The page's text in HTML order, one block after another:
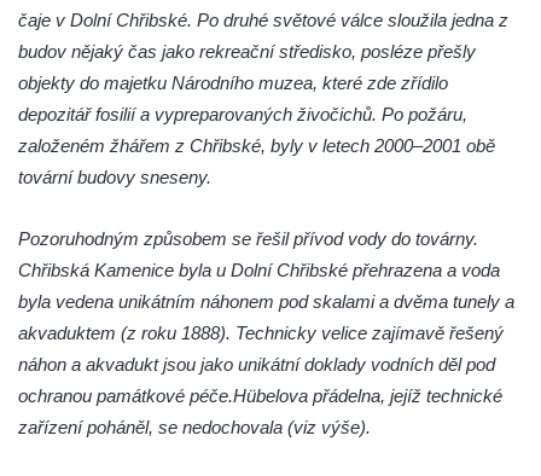
Zákupech
Klášterní most v Zákupech
Kamenný most v Zákupech
Bývalý vodní náhon u Mařeniček
Železniční most u Bořkova
Pitrův most v Rajhradě
Silniční most u Mnichova Hradiště
Silniční most u Bakova nad Jizerou
Kamenný most přes Rokytku v Kryštofově
čaje v Dolní Chřibské. Po druhé světové válce sloužila jedna z
budov nějaký čas jako rekreační středisko, posléze přešly
objekty do majetku Národního muzea, které zde zřídilo
depozitář fosilií a vypreparovaných živočichů. Po požáru,
založeném žhářem z Chřibské, byly v letech 2000–2001 obě
tovární budovy sneseny.
Pozoruhodným způsobem se řešil přívod vody do továrny.
Chřibská Kamenice byla u Dolní Chřibské přehrazena a voda
byla vedena unikátním náhonem pod skalami a dvěma tunely a
akvaduktem (z roku 1888). Technicky velice zajímavě řešený
náhon a akvadukt jsou jako unikátní doklady vodních děl pod
ochranou památkové péče.Hübelova přádelna, jejíž technické
zařízení poháněl, se nedochovala (viz výše).